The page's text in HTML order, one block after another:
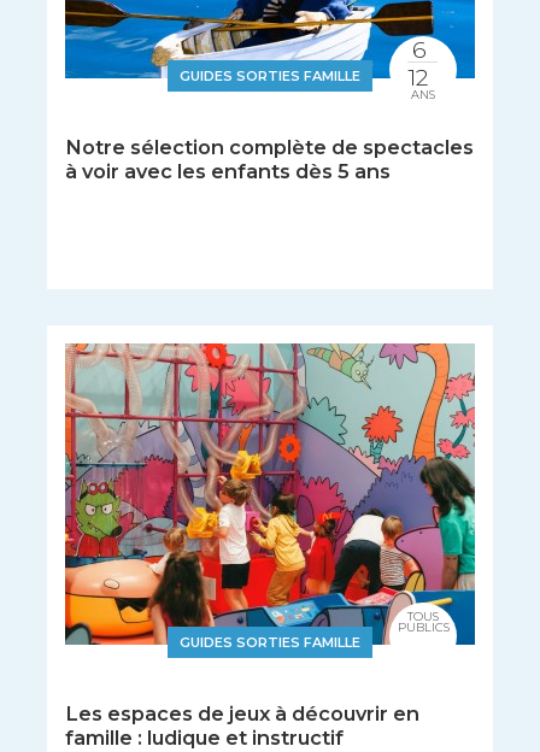
GUIDES SORTIES FAMILLE
Notre sélection complète de spectacles
à voir avec les enfants dès 5 ans
6
12
ANS
GUIDES SORTIES FAMILLE
Les espaces de jeux à découvrir en
famille : ludique et instructif
TOUS
PUBLICS